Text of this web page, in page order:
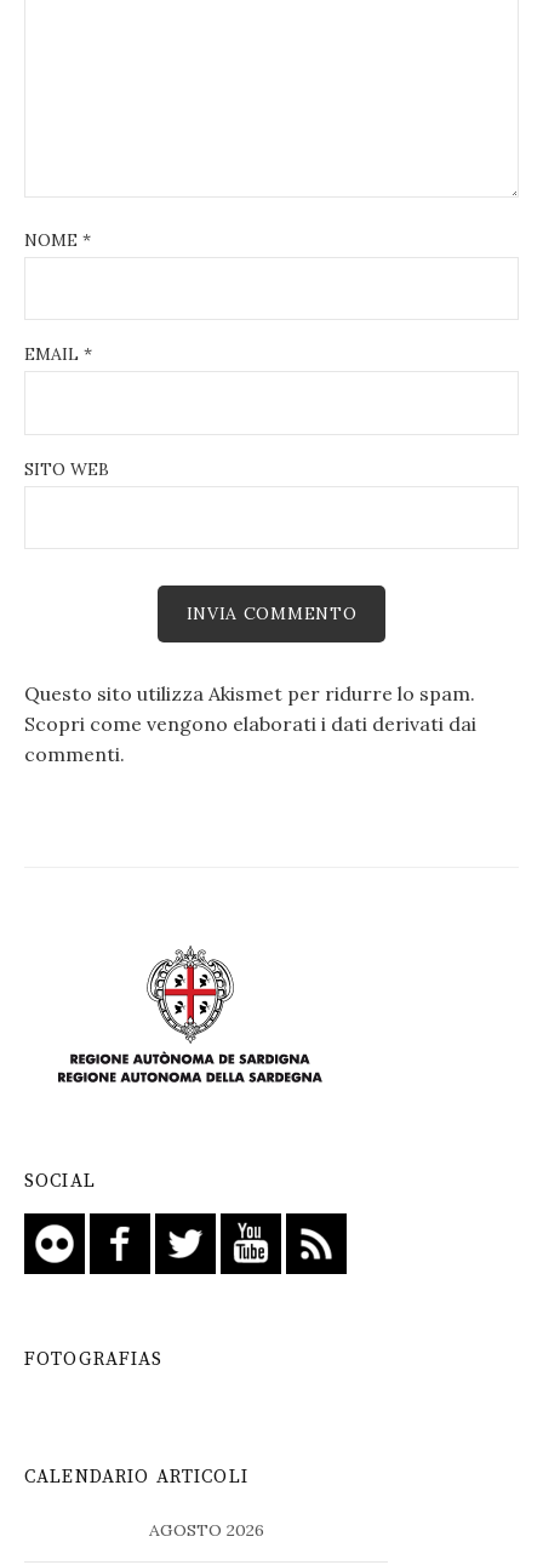
NOME *
EMAIL *
SITO WEB
Questo sito utilizza Akismet per ridurre lo spam.
Scopri come vengono elaborati i dati derivati dai
commenti.
SOCIAL
FOTOGRAFIAS
CALENDARIO ARTICOLI
AGOSTO 2026